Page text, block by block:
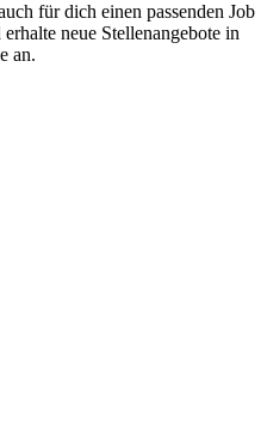
für dich einen passenden Job
neue Stellenangebote in
an.